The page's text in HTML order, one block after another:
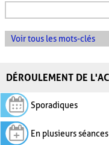
Voir tous les mots-clés
DÉROULEMENT DE
Sporadiques
En plusieurs séances